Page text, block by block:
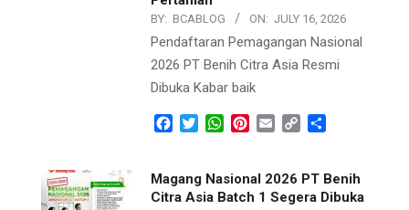
BY: BCABLOG ON: JULY 16, 2026
Pendaftaran Pemagangan Nasional
2026 PT Benih Citra Asia Resmi
Dibuka Kabar baik
Facebook
TwitterWhatsApp
Pinterest
Email Copy
Magang Nasional 2026 PT Benih
Citra Asia Batch 1 Segera Dibuka